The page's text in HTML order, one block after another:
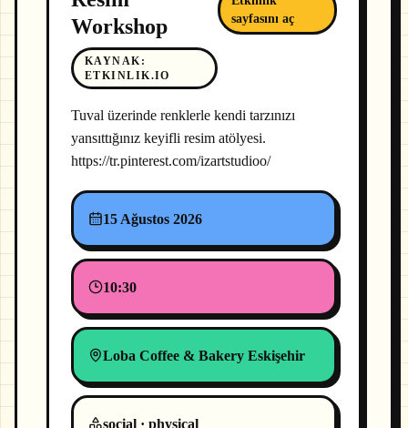
Workshop
KAYNAK :
ETKINLIK.IO
sayfasını aç
Tuval üzerinde renklerle kendi tarzınızı
yansıttığınız keyifli resim atölyesi.
https://tr.pinterest.com/izartstudioo/
15 Ağustos 2026
10:30
Loba Coffee & Bakery Eskişehir
social · physical